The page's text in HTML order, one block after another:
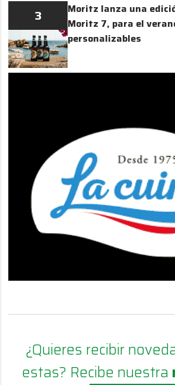
3
Moritz lanza una
Moritz 7, para el
personalizables
¿Quieres recibir
estas? Recibe nuestra